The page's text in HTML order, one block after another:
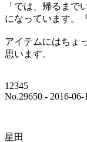
「では、帰るまで
になっています。
アイテムにはちょ
思います。
12345
No.29650 - 2016-06-
星田